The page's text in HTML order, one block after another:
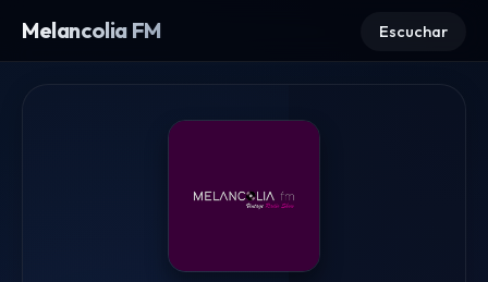
Melancolia FM Escuchar